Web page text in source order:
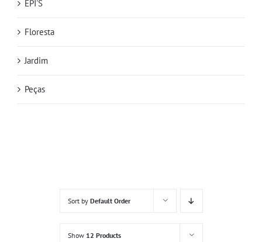
Sort by Default Order
Show 12 Products
EPI'S
Floresta
Jardim
Peças